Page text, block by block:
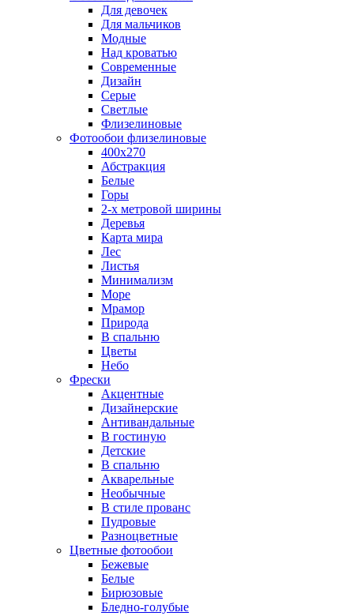
Для девочек
Для мальчиков
Модные
Над кроватью
Современные
Дизайн
Серые
Светлые
Флизелиновые
Фотообои флизелиновые
400х270
Абстракция
Белые
Горы
2-х метровой ширины
Деревья
Карта мира
Лес
Листья
Минимализм
Море
Мрамор
Природа
В спальню
Цветы
Небо
Фрески
Акцентные
Дизайнерские
Антивандальные
В гостиную
Детские
В спальню
Акварельные
Необычные
В стиле прованс
Пудровые
Разноцветные
Цветные фотообои
Бежевые
Белые
Бирюзовые
Бледно-голубые